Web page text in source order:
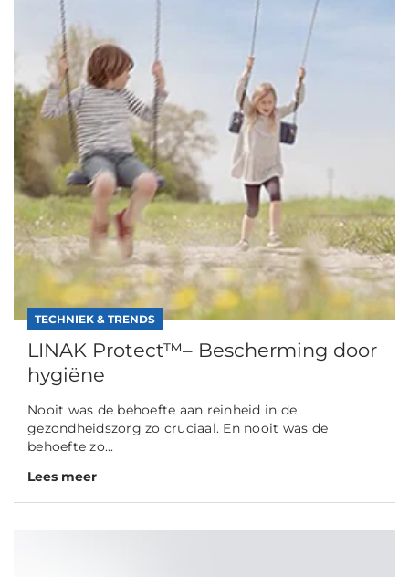
TECHNIEK & TRENDS
LINAK Protect™– Bescherming door
hygiëne
Nooit was de behoefte aan reinheid in de
gezondheidszorg zo cruciaal. En nooit was de
behoefte zo...
Lees meer